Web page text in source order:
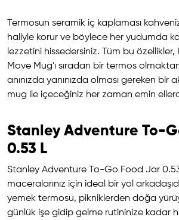
Termosun seramik iç kaplaması
haliyle korur ve böylece her yudumda
lezzetini hissedersiniz. Tüm bu
Move Mug'ı sıradan bir termos
anınızda yanınızda olması gereken bir
mug ile içeceğiniz her zaman emin
Stanley Adventure To-
0.53 L
Stanley Adventure To-Go Food Jar 0.53
maceralarınız için ideal bir yol
yemek termosu, pikniklerden doğa
günlük işe gidip gelme rutininize kadar